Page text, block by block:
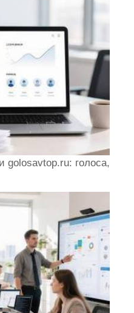
golosavtop.ru: голоса,